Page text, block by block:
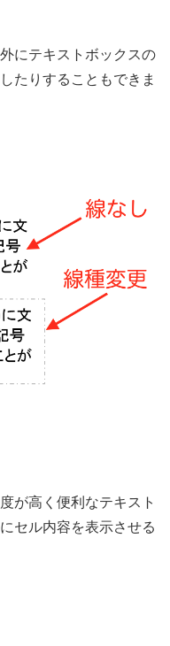
にテキストボックスの
たりすることもできま
が高く便利なテキスト
セル内容を表示させる